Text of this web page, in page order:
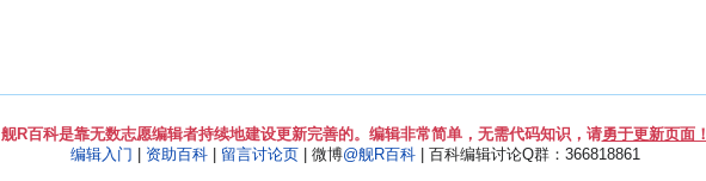
舰R百科是靠无数志愿编辑者持续地建设更新完善的。编辑非常简单，无需代码知识，请勇于更新页面！
编辑入门
资助百科 留言讨论页 | 微博@舰R百科 | 百科编辑讨论Q群：366818861